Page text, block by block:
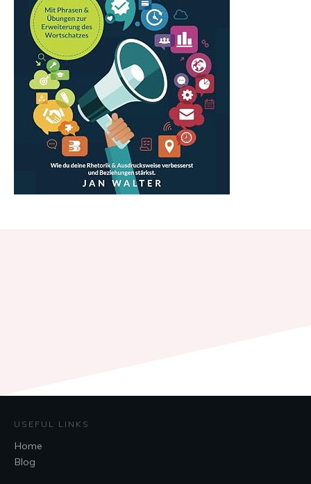
USEFUL LINKS
Home
Blog